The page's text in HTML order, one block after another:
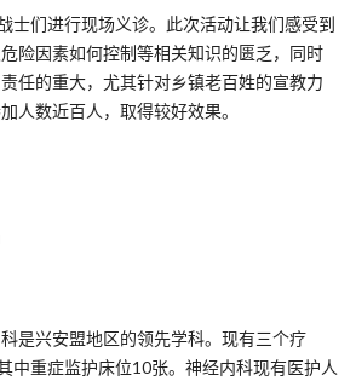
士们进行现场义诊。此次活动让我们感受到
险因素如何控制等相关知识的匮乏，同时
任的重大，尤其针对乡镇老百姓的宣教力
人数近百人，取得较好效果。
是兴安盟地区的领先学科。现有三个疗
中重症监护床位10张。神经内科现有医护人